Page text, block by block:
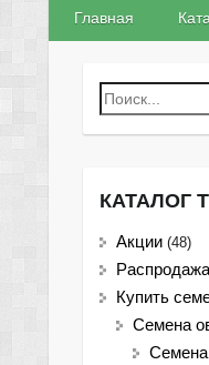
Главная
КАТАЛОГ
Акции (48)
Распродажа
Купить
Семена
Семена